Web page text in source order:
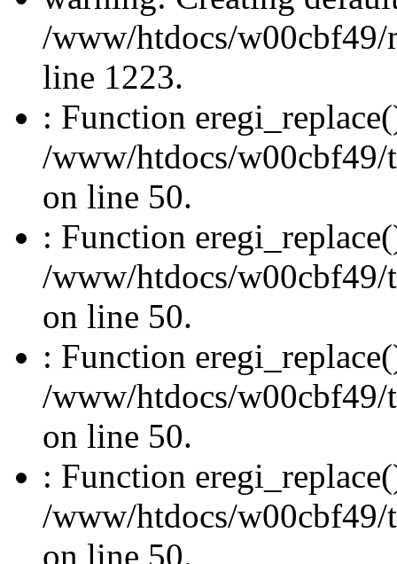
/www/htdocs/w00cbf49/
line 1223.
: Function
/www/htdocs/w00cbf49/
on line 50.
: Function
/www/htdocs/w00cbf49/
on line 50.
: Function
/www/htdocs/w00cbf49/
on line 50.
: Function
/www/htdocs/w00cbf49/
on line 50.